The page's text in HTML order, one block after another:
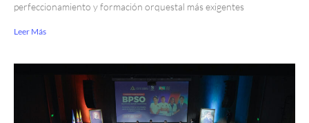
perfeccionamiento y formación orquestal más exigentes
Leer Más